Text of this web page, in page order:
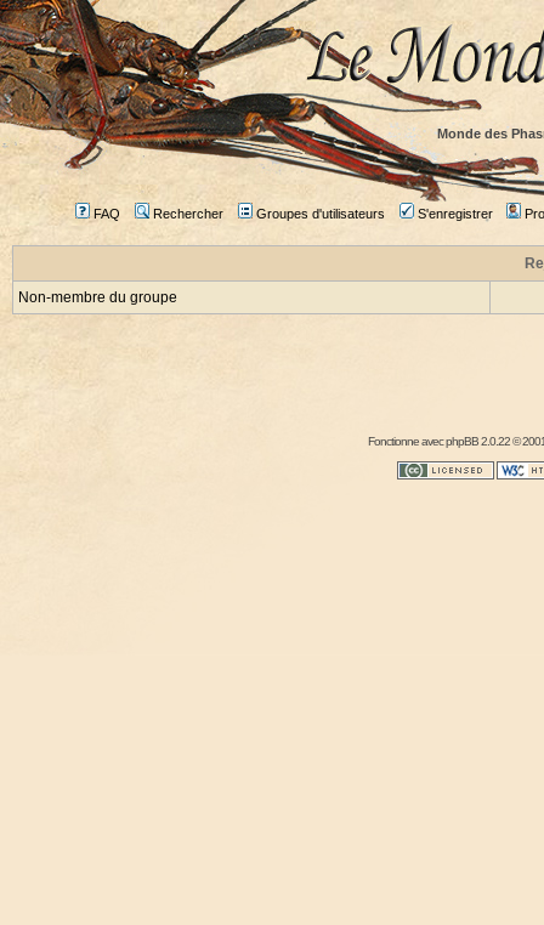
Monde des
FAQ Rechercher Groupes d'utilisateurs S'enregistrer
Non-membre du groupe
Fonctionne avecphpBB2.0.22 ©